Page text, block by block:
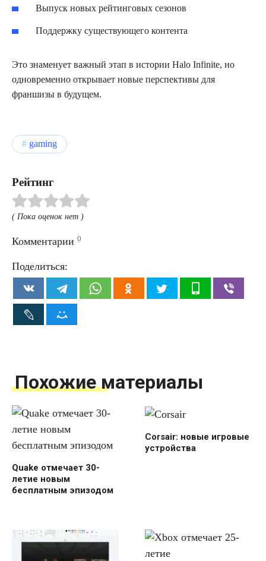
Выпуск новых рейтинговых сезонов
Поддержку существующего контента
Это знаменует важный этап в истории Halo Infinite, но
одновременно открывает новые перспективы для
франшизы в будущем.
gaming
Рейтинг
( Пока оценок нет )
Комментарии 0
Поделиться:
Похожие материалы
Quake отмечает 30-
летие новым
бесплатным эпизодом
Corsair: новые игровые
устройства